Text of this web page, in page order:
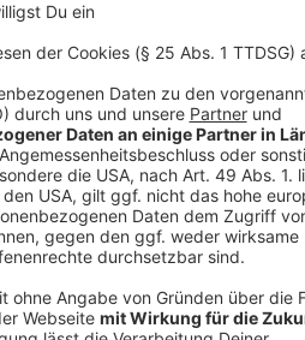
der VfL, der auch in dieser
durch Božović und Robin
von TuSEM zum 17:17
auf Augenhöhe, wobei der VfL
zweiten Hälfte einen Rückstand
es wieder furios hin und her.
Schluss-Spurt, bei dem die
bis zum 22:22 durch Yonatan
allerdings zunehmend
so dass sich TuSEM mit vier